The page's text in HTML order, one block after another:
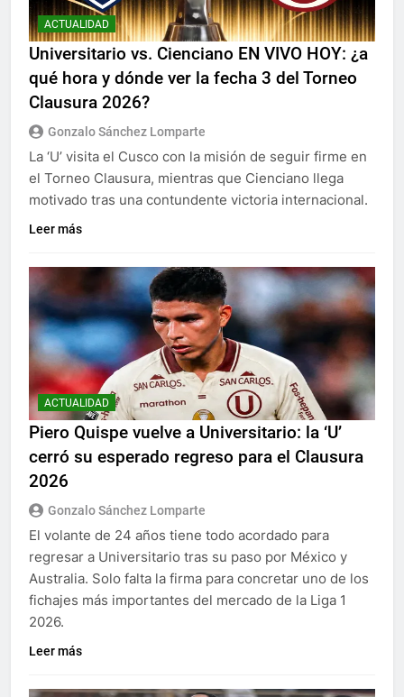
ACTUALIDAD
Universitario vs. Cienciano EN VIVO HOY: ¿a
qué hora y dónde ver la fecha 3 del Torneo
Clausura 2026?
Gonzalo Sánchez Lomparte
La ‘U’ visita el Cusco con la misión de seguir firme en
el Torneo Clausura, mientras que Cienciano llega
motivado tras una contundente victoria internacional.
Leer más
ACTUALIDAD
Piero Quispe vuelve a Universitario: la ‘U’
cerró su esperado regreso para el Clausura
2026
Gonzalo Sánchez Lomparte
El volante de 24 años tiene todo acordado para
regresar a Universitario tras su paso por México y
Australia. Solo falta la firma para concretar uno de los
fichajes más importantes del mercado de la Liga 1
2026.
Leer más